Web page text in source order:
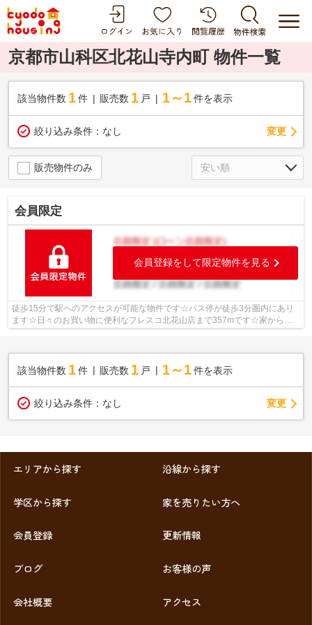
京都市山科区北花山寺内町 物件一覧
該当物件数 1件 販売数 1 戸 1～1 件を表示
絞り込み条件： なし 変更
販売物件のみ
会員限定
会員登録をして限定物件を見る
徒歩15分で駅へのアクセスが可能な物件です☆バス停が徒歩3分圏内にあり
ます☆日々のお買い物に便利なフレスコ北花山店まで357mです☆家から
369mのところに、薬や日用品を買うのに便利な...
該当物件数 1件 販売数 1 戸 1～1 件を表示
絞り込み条件： なし 変更
エリアから探す 沿線から探す
学区から探す 家を売りたい方へ
会員登録 更新情報
ブログ お客様の声
会社概要 アクセス